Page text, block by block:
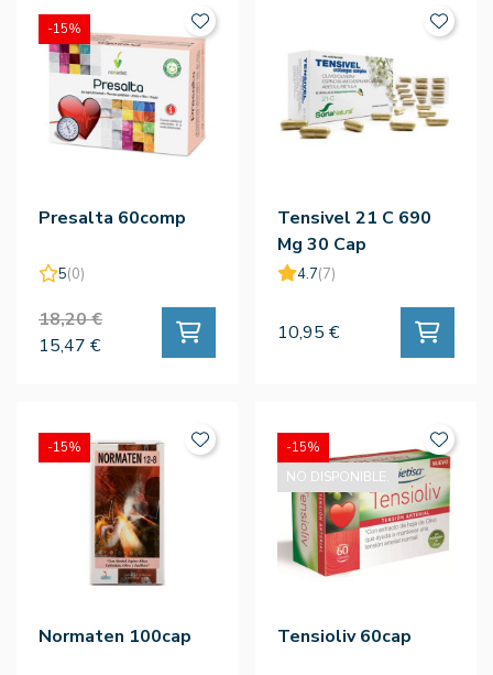
Presalta 60comp
5(0)
18,20 €
15,47 €
-15%
Tensivel 21 C 690
Mg 30 Cap
4.7(7)
10,95 €
Normaten 100cap
-15%
Tensioliv 60cap
-15%
NO DISPONIBLE.